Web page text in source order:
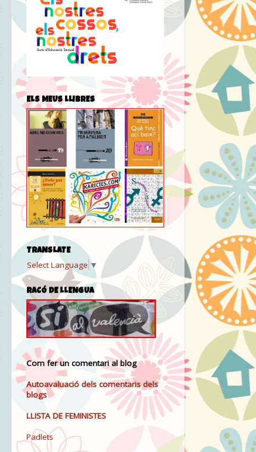
ELS MEUS LLIBRES
TRANSLATE
Select Language ▼
RACÓ DE LLENGUA
Com fer un comentari al blog
Autoavaluació dels comentaris dels
blogs
LLISTA DE FEMINISTES
Padlets